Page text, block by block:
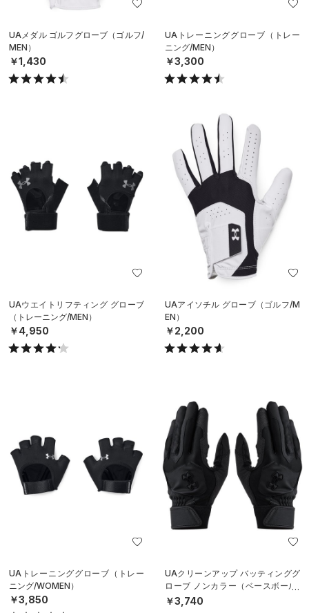
UAメダル ゴルフグローブ（ゴルフ/
MEN）
￥1,430
UAトレーニンググローブ（トレー
ニング/MEN）
￥3,300
UAウエイトリフティング グローブ
（トレーニング/MEN）
￥4,950
UAアイソチル グローブ（ゴルフ/M
EN）
￥2,200
UAトレーニンググローブ（トレー
ニング/WOMEN）
￥3,850
UAクリーンアップ バッティンググ
ローブ ノンカラー（ベースボール/
MEN）
￥3,740